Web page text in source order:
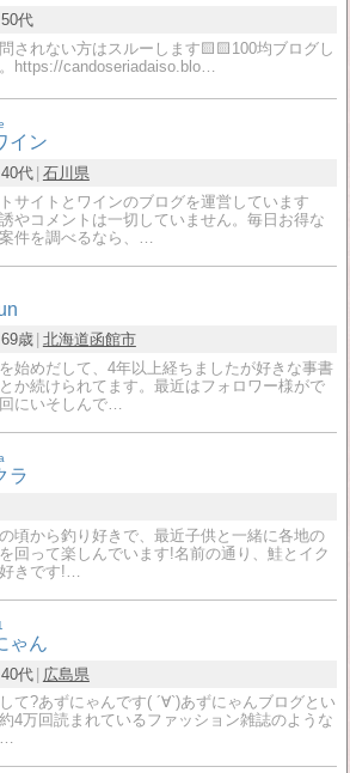
50代
されない方はスルーします🟨🟨100均ブログし
https://candoseriadaiso.blo…
イン
40代 石川県
サイトとワインのブログを運営しています
やコメントは一切していません。毎日お得な
件を調べるなら、…
69歳 北海道函館市
始めだして、4年以上経ちましたが好きな事書
か続けられてます。最近はフォロワー様がで
にいそしんで…
ラ
頃から釣り好きで、最近子供と一緒に各地の
回って楽しんでいます!名前の通り、鮭とイク
きです!…
ゃん
40代
広島県
て?あずにゃんです( ´∀`)あずにゃんブログとい
4万回読まれているファッション雑誌のような
…